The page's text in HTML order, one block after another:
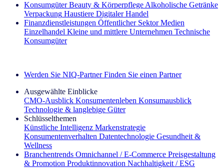
Konsumgüter Beauty & Körperpflege Alkoholische Getränke
Verpackung Haustiere Digitaler Handel
Finanzdienstleistungen Öffentlicher Sektor Medien
Einzelhandel Kleine und mittlere Unternehmen Technische
Konsumgüter
Werden Sie NIQ-Partner Finden Sie einen Partner
Ausgewählte Einblicke
CMO‑Ausblick Konsumentenleben Konsumausblick
Technologie & langlebige Güter
Schlüsselthemen
Künstliche Intelligenz Markenstrategie
Konsumentenverhalten Datentechnologie Gesundheit &
Wellness
Branchentrends Omnichannel / E‑Commerce Preisgestaltung
& Promotion Produktinnovation Nachhaltigkeit / ESG